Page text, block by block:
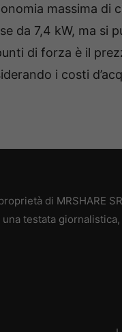
massima di
da 7,4 kW, ma si
di forza è il
i costi
di MRSHARE
testata